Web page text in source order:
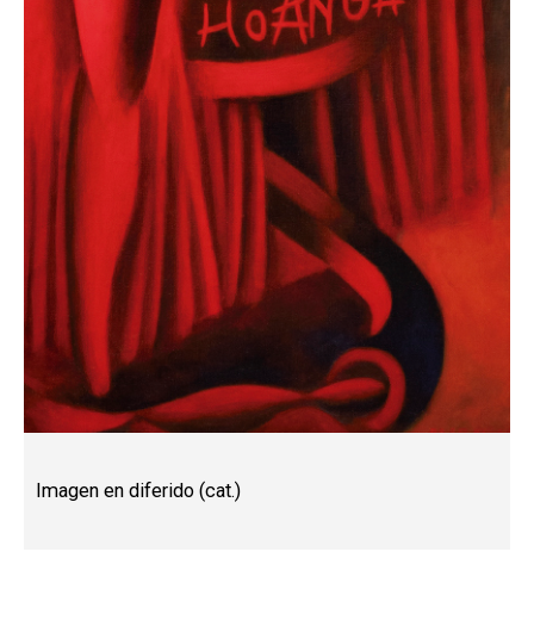
Imagen en diferido (cat.)